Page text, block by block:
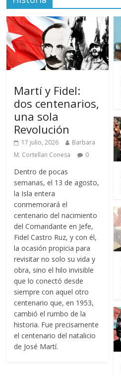
Martí y Fidel:
dos centenarios,
una sola
Revolución
17 julio, 2026
Barbara
M. Cortellan Conesa
0
Dentro de pocas
semanas, el 13 de agosto,
la Isla entera
conmemorará el
centenario del nacimiento
del Comandante en Jefe,
Fidel Castro Ruz, y con él,
la ocasión propicia para
revisitar no solo su vida y
obra, sino el hilo invisible
que lo conectó desde
siempre con aquel otro
centenario que, en 1953,
cambió el rumbo de la
historia. Fue precisamente
el centenario del natalicio
de José Martí.